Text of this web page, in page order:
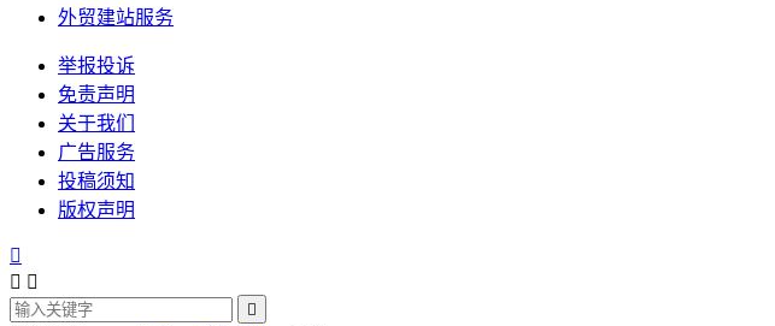
外贸建站服务
举报投诉
免责声明
关于我们
广告服务
投稿须知
版权声明

 
